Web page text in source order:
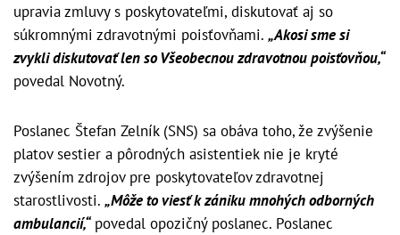
upravia zmluvy s poskytovateľmi, diskutovať aj so
súkromnými zdravotnými poisťovňami. „Akosi sme si
zvykli diskutovať len so Všeobecnou zdravotnou poisťovňou,“
povedal Novotný.
Poslanec Štefan Zelník (SNS) sa obáva toho, že zvýšenie
platov sestier a pôrodných asistentiek nie je kryté
zvýšením zdrojov pre poskytovateľov zdravotnej
starostlivosti. „Môže to viesť k zániku mnohých odborných
ambulancií,“povedal opozičný poslanec. Poslanec